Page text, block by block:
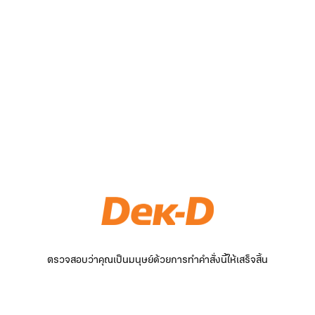
ตรวจสอบว่าคุณเป็นมนุษย์ด้วยการทำคำสั่งนี้ให้เสร็จสิ้น